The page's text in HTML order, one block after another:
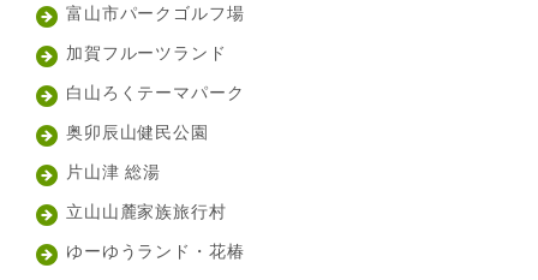
富山市パークゴルフ場
加賀フルーツランド
白山ろくテーマパーク
奥卯辰山健民公園
片山津 総湯
立山山麓家族旅行村
ゆーゆうランド・花椿